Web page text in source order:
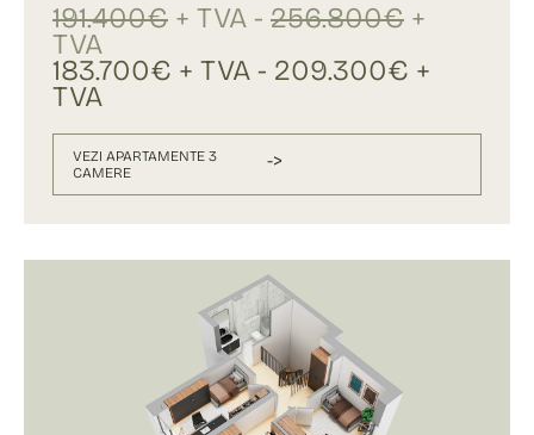
191.400€ + TVA - 256.800€ +
TVA
183.700€ + TVA - 209.300€ +
TVA
VEZI APARTAMENTE 3
CAMERE
->